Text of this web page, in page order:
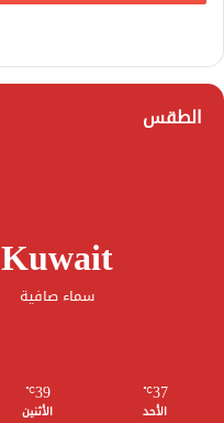
الطقس
Kuwait
سماء صافية
37
℃
الأحد
39
℃
الأثنين